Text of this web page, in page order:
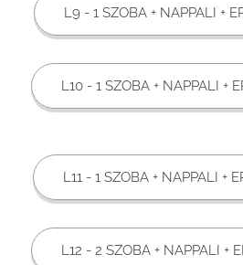
L9 - 1 SZOBA + NAPPALI +
L10 - 1 SZOBA + NAPPALI +
L11 - 1 SZOBA + NAPPALI +
L12 - 2 SZOBA + NAPPALI +